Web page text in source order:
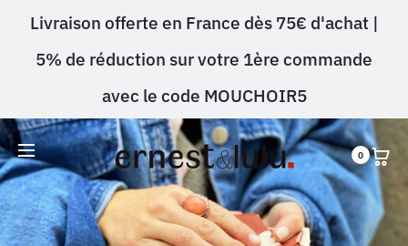
Livraison offerte en France dès 75€ d'achat |
5% de réduction sur votre 1ère commande
avec le code MOUCHOIR5
0